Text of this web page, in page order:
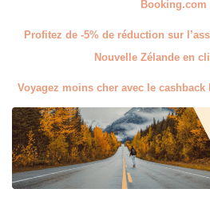
Booking.com
Profitez de -5% de réduction sur
Nouvelle Zélande en
Voyagez moins cher avec le